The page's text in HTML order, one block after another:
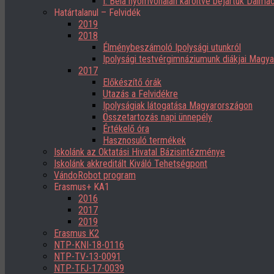
Határtalanul – Felvidék
2019
2018
Élménybeszámoló Ipolysági utunkról
Ipolysági testvérgimnáziumunk diákjai
2017
Előkészítő órák
Utazás a Felvidékre
Ipolyságiak látogatása Magyarországon
Összetartozás napi ünnepély
Értékelő óra
Hasznosuló termékek
Iskolánk az Oktatási Hivatal Bázisintézménye
Iskolánk akkreditált Kiváló Tehetségpont
VándoRobot program
Erasmus+ KA1
2016
2017
2019
Erasmus K2
NTP-KNI-18-0116
NTP-TV-13-0091
NTP-TFJ-17-0039